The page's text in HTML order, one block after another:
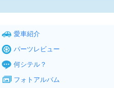
愛車紹介
パーツレビュー
何シテル？
フォトアルバム